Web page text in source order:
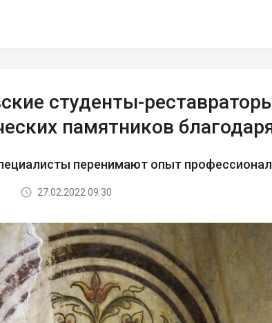
студенты-
памятников
перенимают опыт
27.02.2022 09:30